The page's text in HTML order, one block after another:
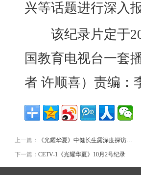
兴等话题进行深入报
该纪录片定于
国教育电视台一套
者 许顺喜）责编：
上一篇： 《光耀华夏》中健长生露深度探访…
下一篇：CETV-1《光耀华夏》10月2号纪录